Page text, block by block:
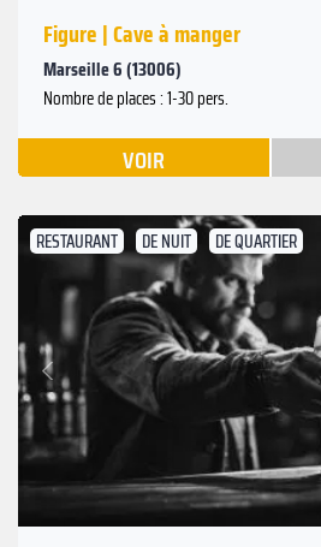
Figure | Cave à manger
Marseille 6 (13006)
Nombre de places : 1-30 pers.
VOIR
RESTAURANT DE NUIT DE QUARTIER
Précédent